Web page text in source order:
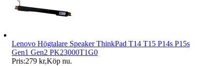
Lenovo Högtalare Speaker ThinkPad T14 T15 P14s P15s
Gen1 Gen2 PK23000T1G0
Pris:279 kr,Köp nu.